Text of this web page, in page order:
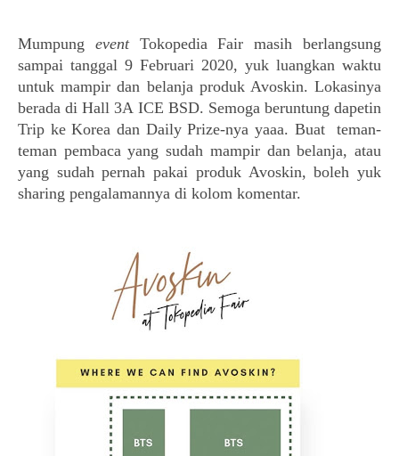
Mumpung eventTokopedia Fair masih berlangsung
sampai tanggal 9 Februari 2020, yuk luangkan waktu
untuk mampir dan belanja produk Avoskin. Lokasinya
berada di Hall 3A ICE BSD. Semoga beruntung dapetin
Trip ke Korea dan Daily Prize-nya yaaa. Buat teman-
teman pembaca yang sudah mampir dan belanja, atau
yang sudah pernah pakai produk Avoskin, boleh yuk
sharing pengalamannya di kolom komentar.